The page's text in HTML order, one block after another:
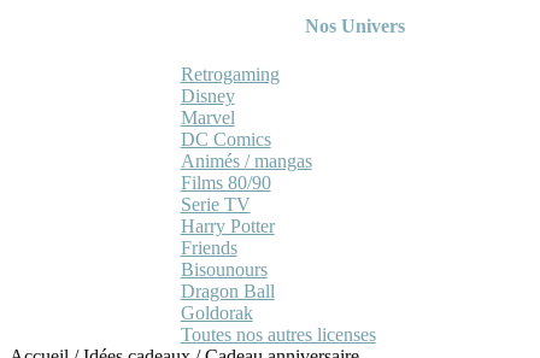
Nos Univers
Retrogaming
Disney
Marvel
DC Comics
Animés / mangas
Films 80/90
Serie TV
Harry Potter
Friends
Bisounours
Dragon Ball
Goldorak
Toutes nos autres licenses